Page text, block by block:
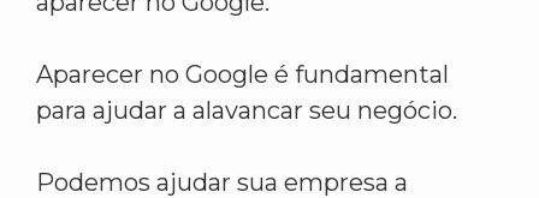
Aparecer no Google é fundamental
para ajudar a alavancar seu negócio.
Podemos ajudar sua empresa a